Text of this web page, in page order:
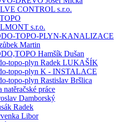
CONTROL s.r.o.
s.r.o.
TOPO-PLYN-KANALIZACE
Martin
Hamšík Dušan
topo-plyn Radek LUKAŠÍK
topo-plyn K - INSTALACE
topo-plyn Rastislav Bršlica
natěračské práce
Damborský
Radek
Libor